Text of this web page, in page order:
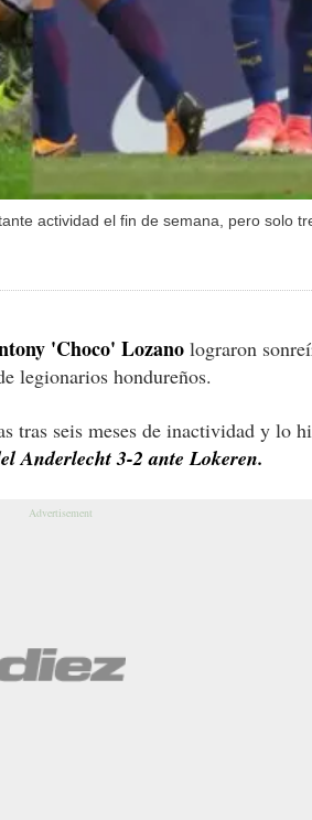
actividad el fin de semana, pero solo
'Choco' Lozano lograron
legionarios hondureños.
tras seis meses de inactividad y lo
Anderlecht 3-2 ante Lokeren.